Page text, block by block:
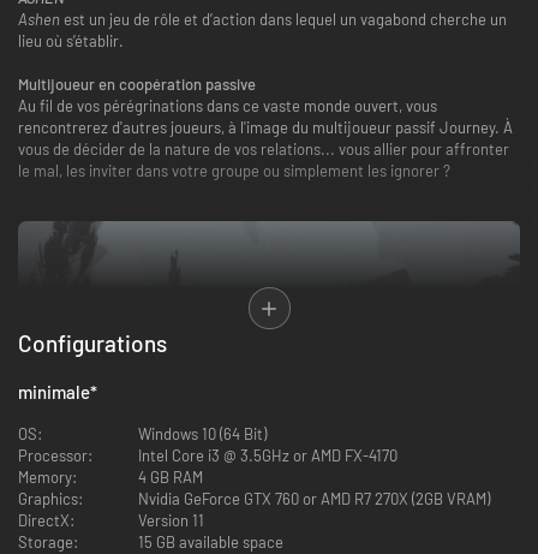
Ashen est un jeu de rôle et d’action dans lequel un vagabond cherche un
lieu où s’établir.
Multijoueur en coopération passive
Au fil de vos pérégrinations dans ce vaste monde ouvert, vous
rencontrerez d'autres joueurs, à l'image du multijoueur passif Journey. À
vous de décider de la nature de vos relations... vous allier pour affronter
le mal, les inviter dans votre groupe ou simplement les ignorer ?
Configurations
minimale*
OS:
Windows 10 (64 Bit)
Processor:
Intel Core i3 @ 3.5GHz or AMD FX-4170
Memory:
4 GB RAM
Graphics:
Nvidia GeForce GTX 760 or AMD R7 270X (2GB VRAM)
DirectX:
Version 11
Storage:
15 GB available space